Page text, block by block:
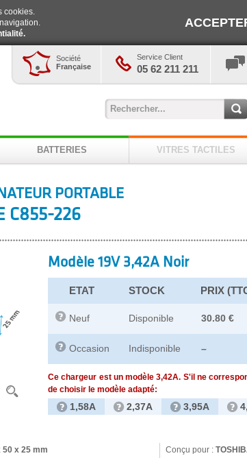
cookies.
Société
Française
Service Client
05 62 211 211
BATTERIES VITRES TACTILES
PORTABLE
C855-226
Modèle 19V 3,42A Noir
ETAT STOCK PRIX
Neuf Disponible 30.80 €
Occasion Indisponible –
Ce chargeur est un modèle 3,42A. S'il ne
de choisir le modèle adapté:
1,58A 2,37A 3,95A
50 x 25 mm Conçu pour :